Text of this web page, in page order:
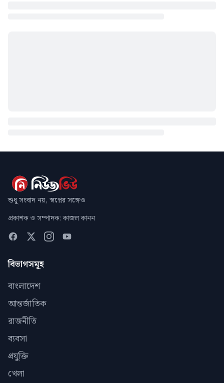
শুধু সংবাদ নয়, স্বপ্নের সঙ্গেও
প্রকাশক ও সম্পাদক: কাজল কানন
বিভাগসমূহ
বাংলাদেশ
আন্তর্জাতিক
রাজনীতি
ব্যবসা
প্রযুক্তি
খেলা